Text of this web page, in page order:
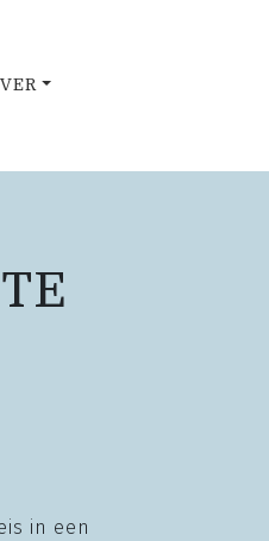
in een